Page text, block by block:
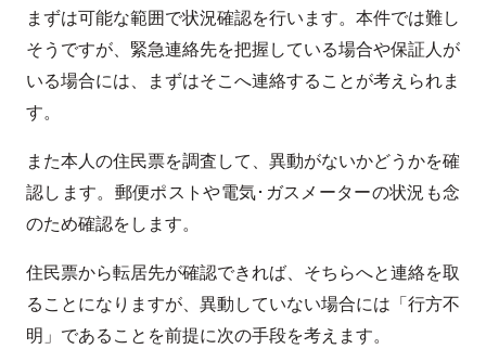
まずは可能な範囲で状況確認を行います。本件では難し
そうですが、緊急連絡先を把握している場合や保証人が
いる場合には、まずはそこへ連絡することが考えられま
す。
また本人の住民票を調査して、異動がないかどうかを確
認します。郵便ポストや電気･ガスメーターの状況も念
のため確認をします。
住民票から転居先が確認できれば、そちらへと連絡を取
ることになりますが、異動していない場合には「行方不
明」であることを前提に次の手段を考えます。